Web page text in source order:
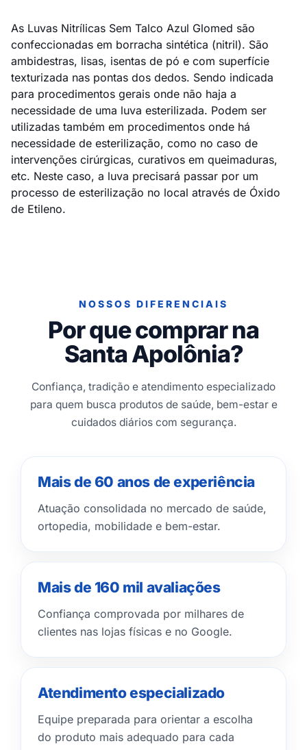
As Luvas Nitrílicas Sem Talco Azul Glomed são
confeccionadas em borracha sintética (nitril). São
ambidestras, lisas, isentas de pó e com superfície
texturizada nas pontas dos dedos. Sendo indicada
para procedimentos gerais onde não haja a
necessidade de uma luva esterilizada. Podem ser
utilizadas também em procedimentos onde há
necessidade de esterilização, como no caso de
intervenções cirúrgicas, curativos em queimaduras,
etc. Neste caso, a luva precisará passar por um
processo de esterilização no local através de Óxido
de Etileno.
NOSSOS DIFERENCIAIS
Por que comprar na
Santa Apolônia?
Confiança, tradição e atendimento especializado
para quem busca produtos de saúde, bem-estar e
cuidados diários com segurança.
Mais de 60 anos de experiência
Atuação consolidada no mercado de saúde,
ortopedia, mobilidade e bem-estar.
Mais de 160 mil avaliações
Confiança comprovada por milhares de
clientes nas lojas físicas e no Google.
Atendimento especializado
Equipe preparada para orientar a escolha
do produto mais adequado para cada